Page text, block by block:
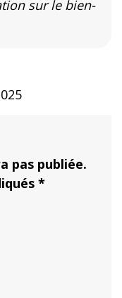
sur le bien-
pas publiée.
*